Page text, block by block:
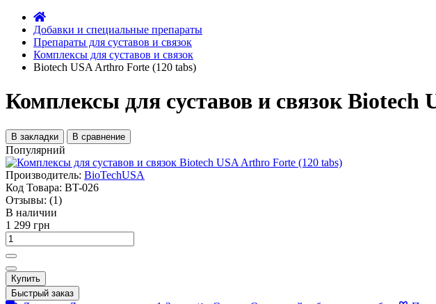
Добавки и специальные препараты
Препараты для суставов и связок
Комплексы для суставов и связок
Biotech USA Arthro Forte (120 tabs)
Комплексы для суставов и связок Biotech
В закладки В сравнение
Популярний
Производитель: BioTechUSA
Код Товара: BT-026
Отзывы: (1)
В наличии
1 299 грн
Купить
Быстрый заказ